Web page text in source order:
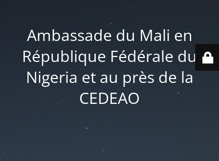
Ambassade du Mali en
République Fédérale du
Nigeria et au près de la
CEDEAO